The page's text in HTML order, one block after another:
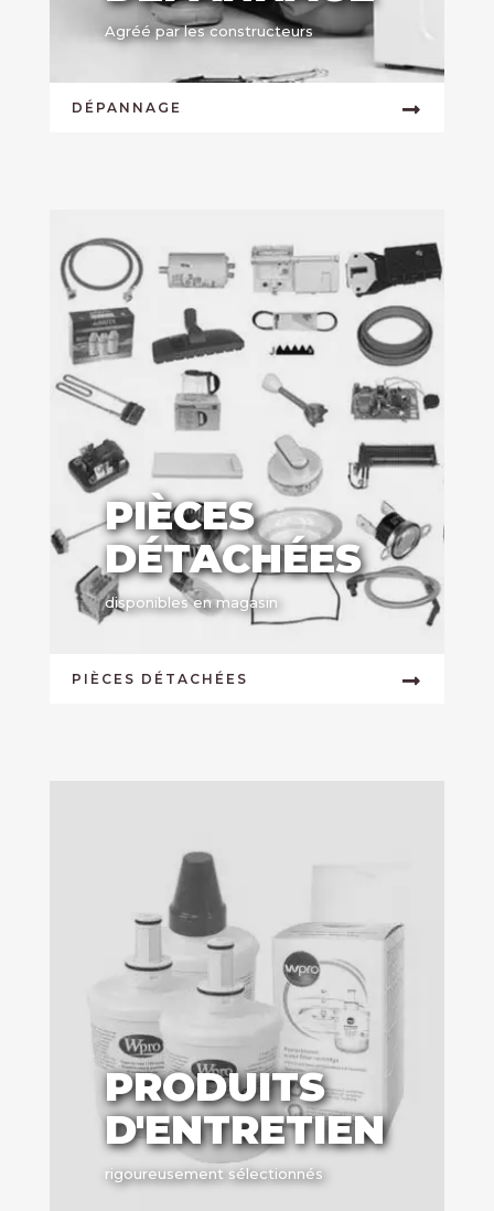
Agréé par les constructeurs
DÉPANNAGE
PIÈCES
DÉTACHÉES
disponibles en magasin
PIÈCES DÉTACHÉES
PRODUITS
D'ENTRETIEN
rigoureusement sélectionnés